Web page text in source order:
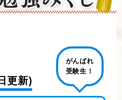
更新)
がんばれ
受験生！